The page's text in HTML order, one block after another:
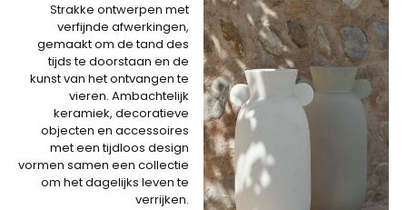
Strakke ontwerpen met
verfijnde afwerkingen,
gemaakt om de tand des
tijds te doorstaan en de
kunst van het ontvangen te
vieren. Ambachtelijk
keramiek, decoratieve
objecten en accessoires
met een tijdloos design
vormen samen een collectie
om het dagelijks leven te
verrijken.